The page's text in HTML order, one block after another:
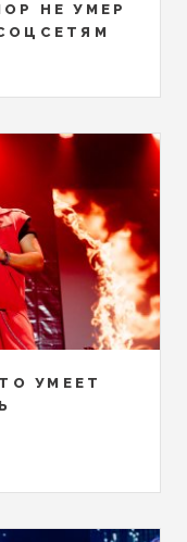
НЕ УМЕР
УМЕЕТ